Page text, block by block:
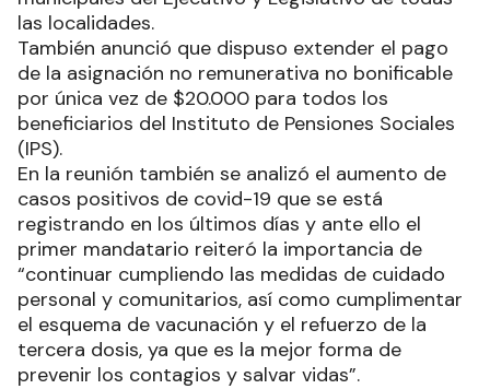
las localidades.
También anunció que dispuso extender el pago
de la asignación no remunerativa no bonificable
por única vez de $20.000 para todos los
beneficiarios del Instituto de Pensiones Sociales
(IPS).
En la reunión también se analizó el aumento de
casos positivos de covid-19 que se está
registrando en los últimos días y ante ello el
primer mandatario reiteró la importancia de
“continuar cumpliendo las medidas de cuidado
personal y comunitarios, así como cumplimentar
el esquema de vacunación y el refuerzo de la
tercera dosis, ya que es la mejor forma de
prevenir los contagios y salvar vidas”.